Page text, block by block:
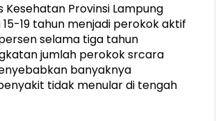
Kesehatan Provinsi Lampung
19 tahun menjadi perokok aktif
selama tiga tahun
jumlah perokok srcara
banyaknya
tidak menular di tengah